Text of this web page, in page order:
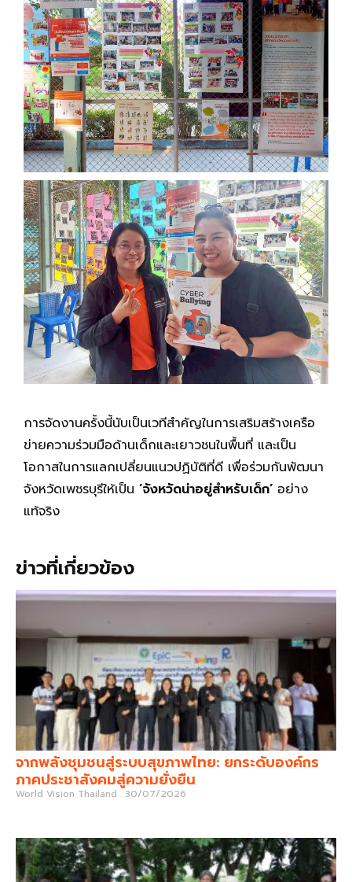
การจัดงานครั้งนี้นับเป็นเวทีสำคัญในการเสริมสร้างเครือ
ข่ายความร่วมมือด้านเด็กและเยาวชนในพื้นที่ และเป็น
โอกาสในการแลกเปลี่ยนแนวปฏิบัติที่ดี เพื่อร่วมกันพัฒนา
จังหวัดเพชรบุรีให้เป็น ‘จังหวัดน่าอยู่สำหรับเด็ก’ อย่าง
แท้จริง
ข่าวที่เกี่ยวข้อง
จากพลังชุมชนสู่ระบบสุขภาพไทย: ยกระดับองค์กร
ภาคประชาสังคมสู่ความยั่งยืน
World Vision Thailand 30/07/2026